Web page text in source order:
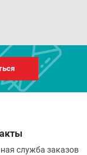
служба заказов